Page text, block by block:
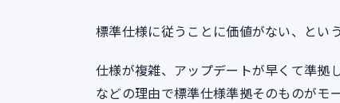
標準仕様に従うことに価値がない、とい
仕様が複雑、アップデートが早くて準
などの理由で標準仕様準拠そのものがモ